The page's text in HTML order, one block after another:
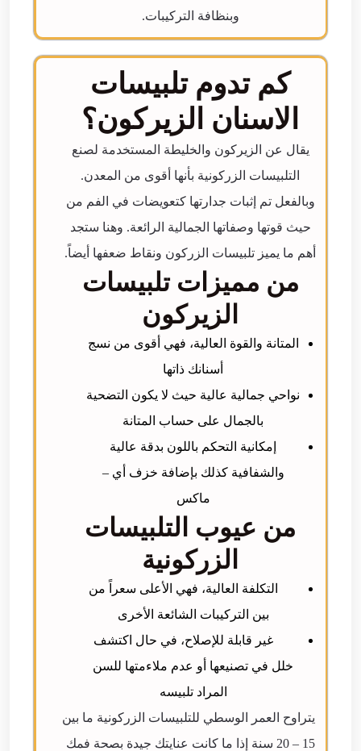
وبنظافة التركيبات.
كم تدوم تلبيسات
الاسنان الزيركون؟
يقال عن الزيركون والخليطة المستخدمة لصنع
التلبيسات الزركونية بأنها أقوى من المعدن.
وبالفعل تم إثبات جدارتها كتعويضات في الفم من
حيث قوتها وصفاتها الجمالية الرائعة. وهنا ستجد
أهم ما يميز تلبيسات الزركون ونقاط ضعفها أيضاً.
من مميزات تلبيسات
الزيركون
المتانة والقوة العالية، فهي أقوى من نسج
أسنانك ذاتها
نواحي جمالية عالية حيث لا يكون التضحية
بالجمال على حساب المتانة
إمكانية التحكم باللون بدقة عالية
والشفافية كذلك بإضافة خزف أي –
ماكس
من عيوب التلبيسات
الزركونية
التكلفة العالية، فهي الأعلى سعراً من
بين التركيبات الشائعة الأخرى
غير قابلة للإصلاح، في حال اكتشف
خلل في تصنيعها أو عدم ملاءمتها للسن
المراد تلبيسه
يتراوح العمر الوسطي للتلبيسات الزركونية ما بين
15 – 20 سنة إذا ما كانت عنايتك جيدة بصحة فمك